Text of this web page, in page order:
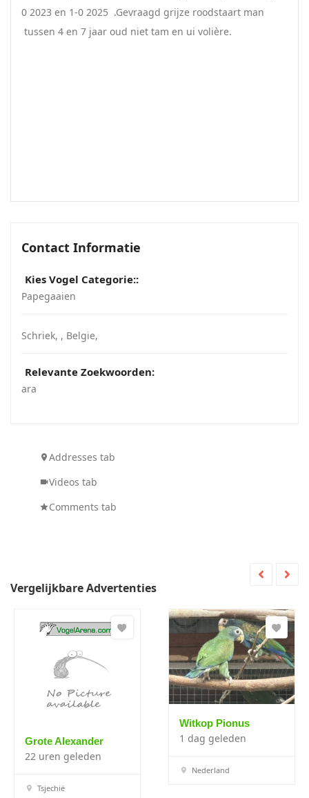
0 2023 en 1-0 2025 .Gevraagd grijze roodstaart man
tussen 4 en 7 jaar oud niet tam en ui volière.
Contact Informatie
Kies Vogel Categorie::
Papegaaien
Schriek, , Belgie,
Relevante Zoekwoorden:
ara
Addresses tab
Videos tab
Comments tab
Vergelijkbare Advertenties
Grote Alexander
22 uren geleden
Tsjechië
Witkop Pionus
1 dag geleden
Nederland